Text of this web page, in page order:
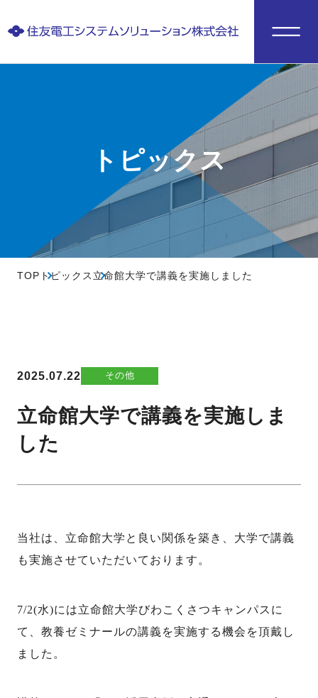
トピックス
TOP トピックス 立命館大学で講義を実施しました
2025.07.22 その他
立命館大学で講義を実施しま
した
当社は、立命館大学と良い関係を築き、 大学で講義
も実施させていただいております。
7/2(水)には立命館大学びわこくさつキャンパスに
て、教養ゼミナールの講義を実施する機会を頂戴し
ました。